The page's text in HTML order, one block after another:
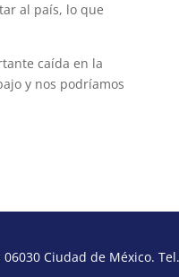
al país, lo que
caída en la
y nos podríamos
Ciudad de México.